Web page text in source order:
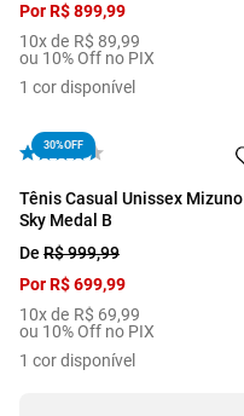
PorR$899,99
10x de R$ 89,99
ou 10% Off no PIX
1 cor disponível
30%OFF
Tênis Casual Unissex Mizuno
Sky Medal B
De R$999,99
PorR$699,99
10x de R$ 69,99
ou 10% Off no PIX
1 cor disponível